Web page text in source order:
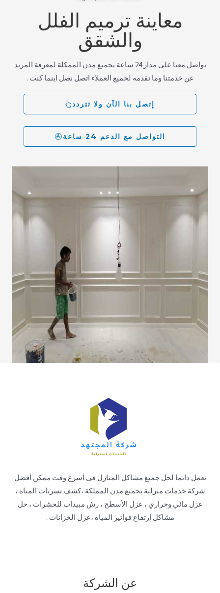
معاينة ترميم الفلل
والشقق
تواصل معنا على مدار 24 ساعة بحميع مدن الممكلة لمعرفة المزيد
عن خدمتنا وما نقدمه لجميع العملاء اتصل نصل اينما كنت .
إتصل بنا الآن ولا تتردد
التواصل مع الدعم 24 ساعة
نعمل دائما لحل جميع مشاكل المنازل فى أسرع وقت ممكن أفضل
شركة خدمات منزلية بجميع مدن المملكة ،كشف تسربات المياه ،
عزل مائي وحراري ، عزل الأسطح ، رش مبيدات للحشرات ، حل
مشاكل إرتفاع فواتير المياه ،عزل الخزانات .
عن الشركة